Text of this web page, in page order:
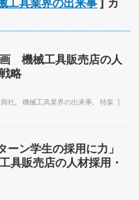
工具業界の出来事] カ
機械工具販売店の人
略
商社 機械工具業界の出来事 特集
ーン学生の採用に力」
具販売店の人材採用・